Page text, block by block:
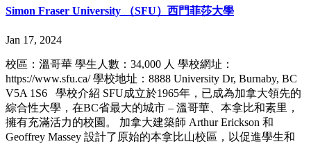
Simon Fraser University （SFU）西門菲莎大學
Jan 17, 2024
校區：溫哥華 學生人數：34,000 人 學校網址：
https://www.sfu.ca/ 學校地址：8888 University Dr, Burnaby, BC
V5A 1S6 學校介紹 SFU成立於1965年，已成為加拿大領先的
綜合性大學，在BC省最大的城市 – 溫哥華、本拿比和素里，
擁有充滿活力的校園。 加拿大建築師 Arthur Erickson 和
Geoffrey Massey 設計了原始的本拿比山校區，以促進學生和